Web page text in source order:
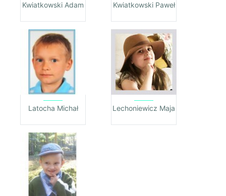
Kwiatkowski Adam Kwiatkowski Paweł
Latocha Michał Lechoniewicz Maja